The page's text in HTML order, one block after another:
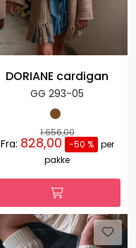
DORIANE cardigan
GG 293-05
1.656,00
Fra: 828,00 -50 %
per
pakke